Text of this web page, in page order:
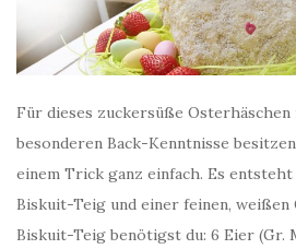
Für dieses zuckersüße Osterhäschen
besonderen Back-Kenntnisse
einem Trick ganz einfach. Es entsteht
Biskuit-Teig und einer feinen, weißen
Biskuit-Teig benötigst du: 6 Eier (Gr.